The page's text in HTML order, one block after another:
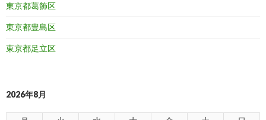
東京都葛飾区
東京都豊島区
東京都足立区
2026年8月